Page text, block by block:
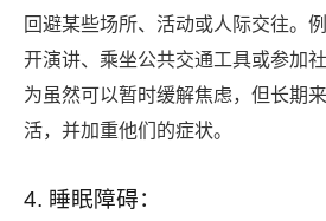
回避某些场所、活动或人际交往。
开演讲、乘坐公共交通工具或参加
为虽然可以暂时缓解焦虑，但长期
活，并加重他们的症状。
4. 睡眠障碍：